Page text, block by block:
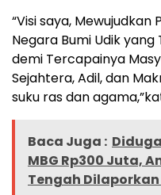
“Visi saya,
Negara Bumi Udik
demi Tercapainya
Sejahtera, Adil, dan
suku ras dan
Baca Juga :
MBG Rp300 Juta,
Tengah Dilaporkan